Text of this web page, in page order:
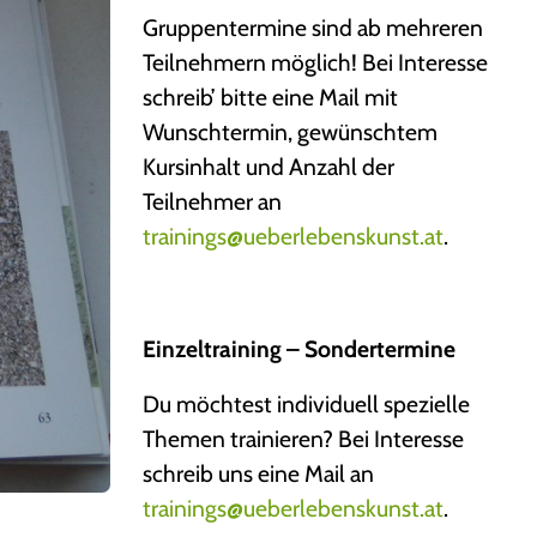
Gruppentermine sind ab mehreren
Teilnehmern möglich! Bei Interesse
schreib’ bitte eine Mail mit
Wunschtermin, gewünschtem
Kursinhalt und Anzahl der
Teilnehmer an
trainings@ueberlebenskunst.at.
Einzeltraining – Sondertermine
Du möchtest individuell spezielle
Themen trainieren? Bei Interesse
schreib uns eine Mail an
trainings@ueberlebenskunst.at.